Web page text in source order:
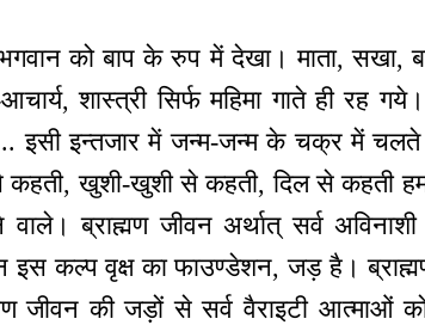
को बाप के रुप में देखा। माता,
आचार्य, शास्त्री सिर्फ महिमा गाते ही रह
इसी इन्तजार में जन्म-जन्म के चक्र में
खुशी-खुशी से कहती, दिल से कहती
ब्राह्मण जीवन अर्थात् सर्व
इस कल्प वृक्ष का फाउण्डेशन, जड़ है।
जीवन की जड़ों से सर्व वैराइटी आत्माओं को